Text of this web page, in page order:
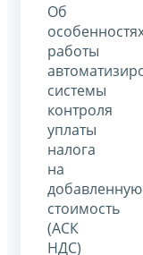
Об
работы
системы
контроля
уплаты
налога
на
добавленную
стоимость
(АСК
НДС)